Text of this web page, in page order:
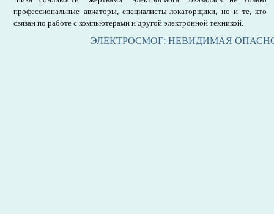
профессиональные авиаторы, специалисты-локаторщики, но и те, кто
связан по работе с компьютерами и другой электронной техникой.
ЭЛЕКТРОСМОГ: НЕВИДИМАЯ